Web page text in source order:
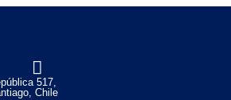

517,
Chile